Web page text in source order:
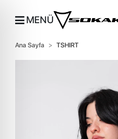
MENÜ
Ana Sayfa TSHIRT